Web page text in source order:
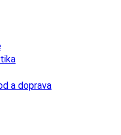
a doprava